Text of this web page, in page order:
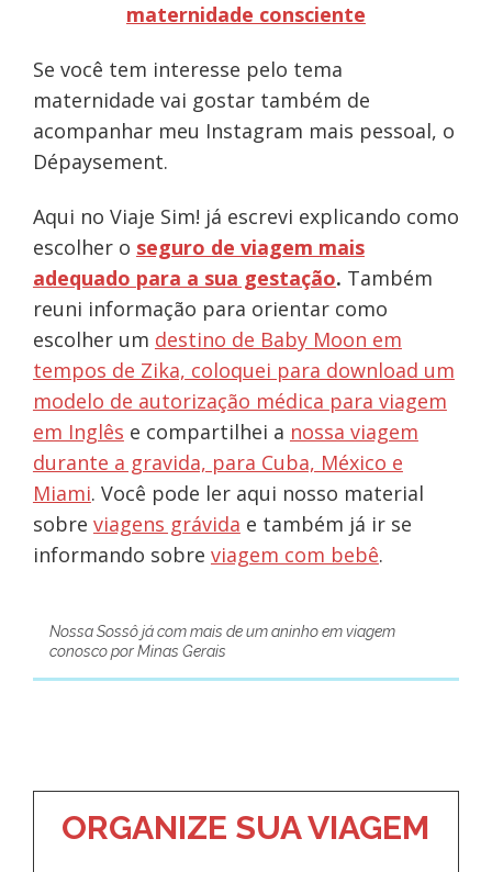
maternidade consciente
Se você tem interesse pelo tema
maternidade vai gostar também de
acompanhar meu Instagram mais pessoal, o
Dépaysement.
Aqui no Viaje Sim! já escrevi explicando como
escolher o seguro de viagem mais
adequado para a sua gestação. Também
reuni informação para orientar como
escolher um destino de Baby Moon em
tempos de Zika, coloquei para download um
modelo de autorização médica para viagem
em Inglês e compartilhei a nossa viagem
durante a gravida, para Cuba, México e
Miami. Você pode ler aqui nosso material
sobre viagens grávida e também já ir se
informando sobre viagem com bebê.
Nossa Sossô já com mais de um aninho em viagem
conosco por Minas Gerais
ORGANIZE SUA VIAGEM